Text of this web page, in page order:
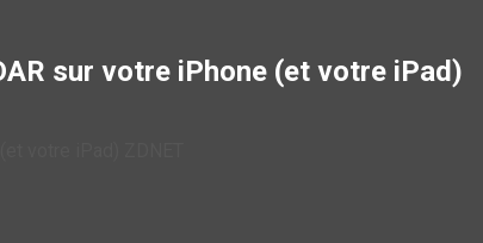
sur votre iPhone (et votre iPad)